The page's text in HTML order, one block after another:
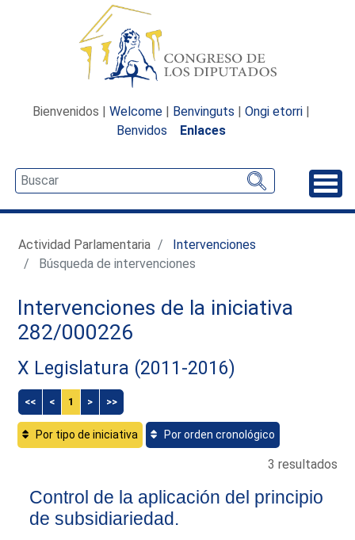
Bienvenidos | Welcome | Benvinguts | Ongi etorri |
Benvidos
Enlaces
Actividad Parlamentaria
Intervenciones
Búsqueda de intervenciones
Intervenciones de la iniciativa
282/000226
X Legislatura (2011-2016)
<< < 1 > >>
Por tipo de iniciativa Por orden cronológico
3 resultados
Control de la aplicación del principio
de subsidiariedad.